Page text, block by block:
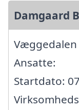
Damgaard
Væggedalen
Ansatte:
Startdato: